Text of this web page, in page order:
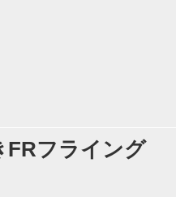
FRフライング